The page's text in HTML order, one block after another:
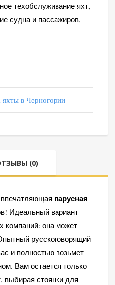
техобслуживание яхт,
судна и пассажиров,
яхты в Черногории
(0)
парусная
Идеальный вариант
компаний: она может
русскоговорящий
и полностью возьмет
Вам остается только
выбирая стоянки для